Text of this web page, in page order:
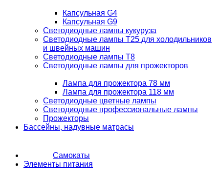
Капсульная G4
Капсульная G9
Светодиодные лампы кукуруза
Светодиодные лампы T25 для холодильников
и швейных машин
Светодиодные лампы T8
Светодиодные лампы для прожекторов
Лампа для прожектора 78 мм
Лампа для прожектора 118 мм
Светодиодные цветные лампы
Светодиодные профессиональные лампы
Прожекторы
Бассейны, надувные матрасы
Самокаты
Элементы питания